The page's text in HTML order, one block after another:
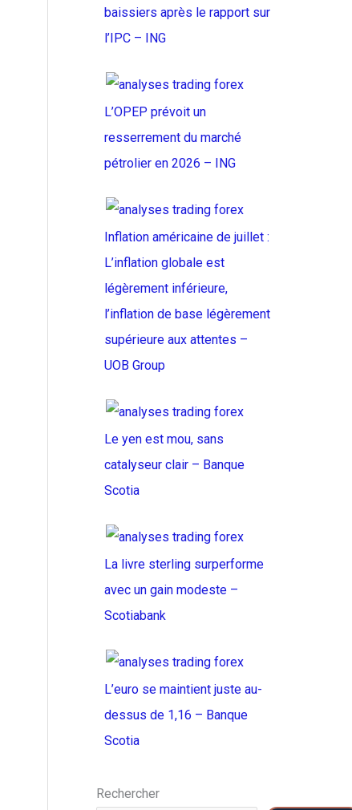
baissiers après le rapport sur
l’IPC – ING
L’OPEP prévoit un
resserrement du marché
pétrolier en 2026 – ING
Inflation américaine de juillet :
L’inflation globale est
légèrement inférieure,
l’inflation de base légèrement
supérieure aux attentes –
UOB Group
Le yen est mou, sans
catalyseur clair – Banque
Scotia
La livre sterling surperforme
avec un gain modeste –
Scotiabank
L’euro se maintient juste au-
dessus de 1,16 – Banque
Scotia
Rechercher